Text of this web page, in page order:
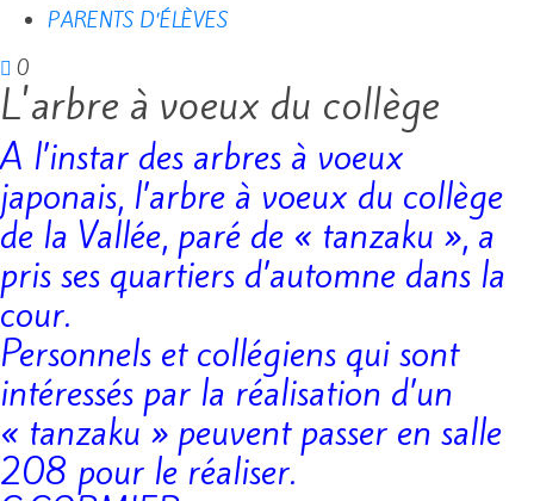
PARENTS D’ÉLÈVES
0
L'arbre à voeux du collège
A l’instar des arbres à voeux
japonais, l’arbre à voeux du collège
de la Vallée, paré de « tanzaku », a
pris ses quartiers d’automne dans la
cour.
Personnels et collégiens qui sont
intéressés par la réalisation d’un
« tanzaku » peuvent passer en salle
208 pour le réaliser.